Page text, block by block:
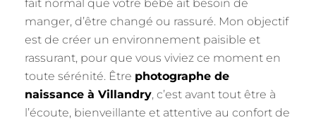
fait normal que votre bébé ait besoin de
manger, d’être changé ou rassuré. Mon objectif
est de créer un environnement paisible et
rassurant, pour que vous viviez ce moment en
toute sérénité. Être photographe de
naissance à Villandry, c’est avant tout être à
l’écoute, bienveillante et attentive au confort de